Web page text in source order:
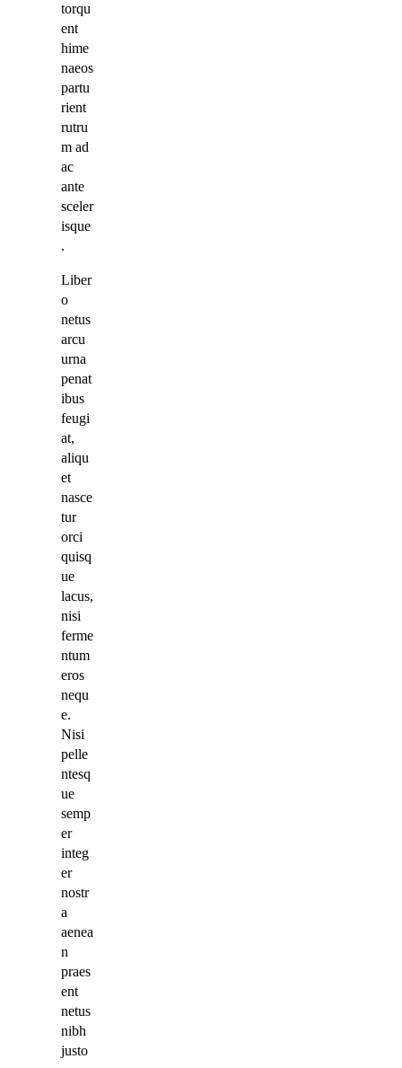
torqu
ent
hime
naeos
partu
rient
rutru
m ad
ac
ante
sceler
isque
.
Liber
o
netus
arcu
urna
penat
ibus
feugi
at,
aliqu
et
nasce
tur
orci
quisq
ue
lacus,
nisi
ferme
ntum
eros
nequ
e.
Nisi
pelle
ntesq
ue
semp
er
integ
er
nostr
a
aenea
n
praes
ent
netus
nibh
justo